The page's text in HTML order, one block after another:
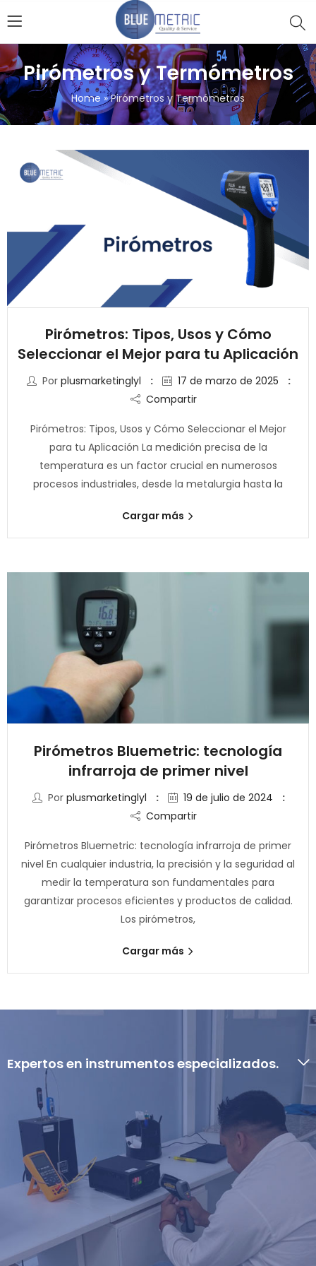
Pirómetros y Termómetros
Home »Pirómetros y Termómetros
Pirómetros: Tipos, Usos y Cómo
Seleccionar el Mejor para tu Aplicación
Por plusmarketinglyl
17 de marzo de 2025
Compartir
Pirómetros: Tipos, Usos y Cómo Seleccionar el Mejor
para tu Aplicación La medición precisa de la
temperatura es un factor crucial en numerosos
procesos industriales, desde la metalurgia hasta la
Cargar más
Pirómetros Bluemetric: tecnología
infrarroja de primer nivel
Por plusmarketinglyl
19 de julio de 2024
Compartir
Pirómetros Bluemetric: tecnología infrarroja de primer
nivel En cualquier industria, la precisión y la seguridad al
medir la temperatura son fundamentales para
garantizar procesos eficientes y productos de calidad.
Los pirómetros,
Cargar más
Expertos en instrumentos especializados.